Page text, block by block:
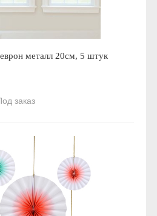
металл 20см, 5 штук
заказ